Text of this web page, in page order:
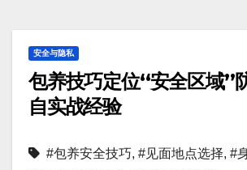
安全与隐私
包养技巧定位“安全区域”
自实战经验
#包养安全技巧, #见面地点选择, #